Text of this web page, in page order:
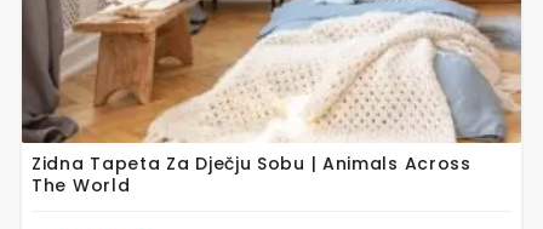
Zidna Tapeta Za Dječju Sobu | Animals Across
The World